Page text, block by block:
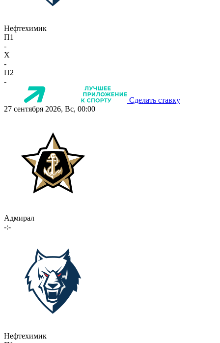
Нефтехимик
П1
-
X
-
П2
-
Сделать ставку
27 сентября 2026, Вс, 00:00
Адмирал
-:-
Нефтехимик